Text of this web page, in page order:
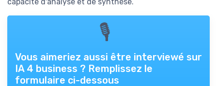
capacité d'analyse et de synthèse.
🎙
Vous aimeriez aussi être interviewé sur
IA 4 business ? Remplissez le
formulaire ci-dessous